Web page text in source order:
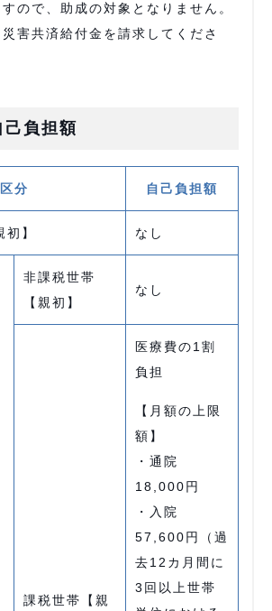
ので、助成の対象となりません。
害共済給付金を請求してくださ
己負担額
区分 自己負担額
】 なし
非課税世帯
【親初】
なし
課税世帯【親
医療費の1割
負担
【月額の上限
額】
・通院
18,000円
・入院
57,600円（過
去12カ月間に
3回以上世帯